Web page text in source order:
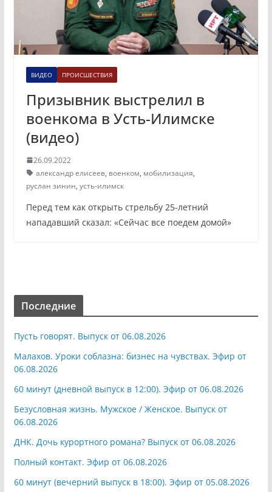
ВИДЕО ПРОИСШЕСТВИЯ
Призывник выстрелил в
военкома в Усть-Илимске
(видео)
26.09.2022
александр елисеев, военком, мобилизация,
руслан зинин, усть-илимск
Перед тем как открыть стрельбу 25-летний
нападавший сказал: «Сейчас все поедем домой»
Последние
Пусть говорят. Выпуск от 06.08.2026
Малахов. Уроки соблазна: бизнес на чувствах. Эфир от
06.08.2026
60 минут (дневной выпуск в 12:00). Эфир от 06.08.2026
Безусловная жизнь. Мужское / Женское. Выпуск от
06.08.2026
ДНК. Дочь курортного романа? Выпуск от 06.08.2026
Полный контакт. Эфир от 06.08.2026
60 минут (вечерний выпуск в 18:00). Эфир от 05.08.2026